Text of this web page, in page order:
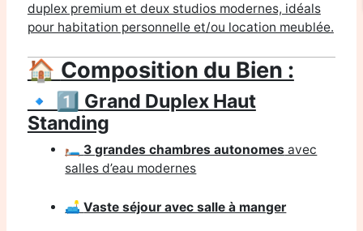
duplex premium et deux studios modernes, idéals
pour habitation personnelle et/ou location meublée.
🏠 Composition du Bien :
🔹 1️⃣ Grand Duplex Haut
Standing
🛏️ 3 grandes chambres autonomes avec
salles d’eau modernes
🛋️Vaste séjour avec salle à manger